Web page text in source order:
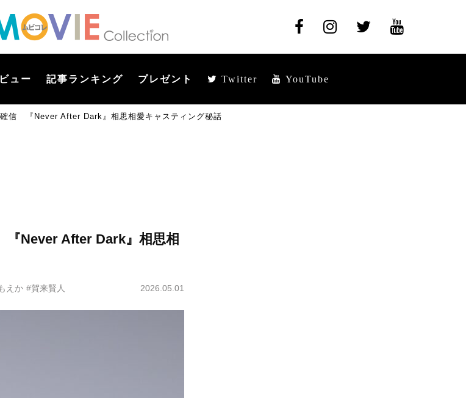
ュー 記事ランキング プレゼント Twitter YouTube
信 『Never After Dark』相思相愛キャスティング秘話
Never After Dark』相思相
えか #賀来賢人 2026.05.01